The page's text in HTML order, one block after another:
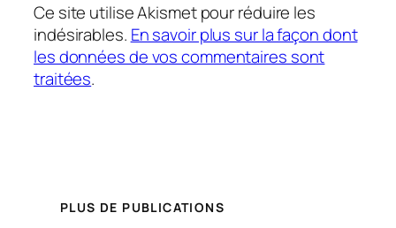
Ce site utilise Akismet pour réduire les
indésirables. En savoir plus sur la façon dont
les données de vos commentaires sont
traitées.
PLUS DE PUBLICATIONS